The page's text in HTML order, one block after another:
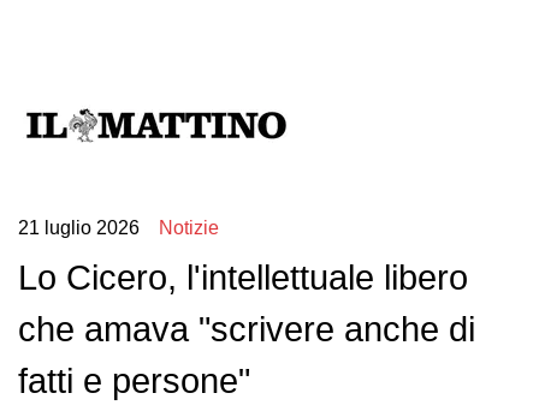
21 luglio 2026 Notizie
Lo Cicero, l'intellettuale libero
che amava "scrivere anche di
fatti e persone"